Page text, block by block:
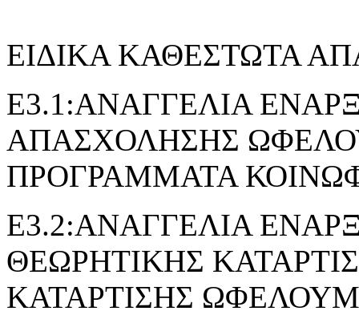
ΕΙΔΙΚΑ ΚΑΘΕΣΤΩΤΑ
E3.1:ΑΝΑΓΓΕΛΙΑ
ΑΠΑΣΧΟΛΗΣΗΣ
ΠΡΟΓΡΑΜΜΑΤΑ
Ε3.2:ΑΝΑΓΓΕΛΙΑ
ΘΕΩΡΗΤΙΚΗΣ
ΚΑΤΑΡΤΙΣΗΣ